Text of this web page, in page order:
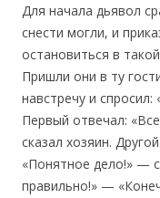
Для начала дьявол
снести могли, и
остановиться в
Пришли они в ту
навстречу и спросил:
Первый отвечал:
сказал хозяин.
«Понятное дело!» —
правильно!» —